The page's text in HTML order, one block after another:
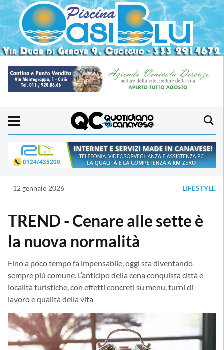
12 gennaio 2026 LIFESTYLE
TREND - Cenare alle sette è
la nuova normalità
Fino a poco tempo fa impensabile, oggi sta diventando
sempre più comune. L’anticipo della cena conquista città e
località turistiche, con effetti concreti su menu, turni di
lavoro e qualità della vita